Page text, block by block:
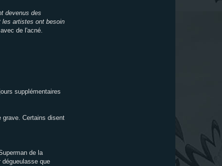
devenus des
les artistes ont besoin
de l'acné.
supplémentaires
grave. Certains disent
de la
que